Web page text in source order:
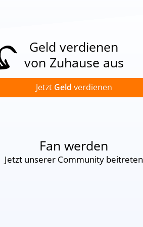
Geld verdienen
von Zuhause aus
Jetzt Geld verdienen
Fan werden
Jetzt unserer Community beitreten